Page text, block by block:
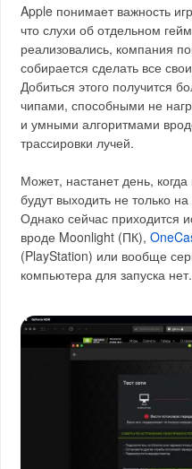
Apple понимает важность
что слухи об отдельном
реализовались, компания
собирается сделать все
Добиться этого получится
чипами, способными не
и умными алгоритмами
трассировки лучей.
Может, настанет день,
будут выходить не только
Однако сейчас приходится
вроде Moonlight (ПК),
(PlayStation) или вообще
компьютера для запуска нет.